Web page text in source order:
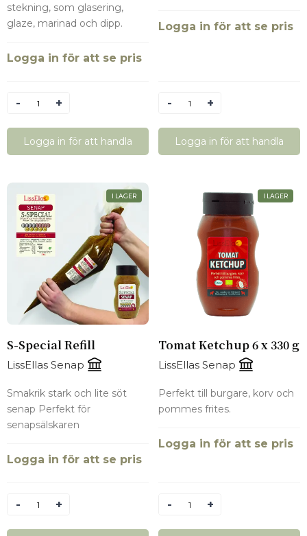
stekning, som glasering,
glaze, marinad och dipp.
Logga in för att se pris
Antal
Logga in för att handla
Logga in för att se pris
Antal
Logga in för att handla
I LAGER
S-Special Refill
LissEllas Senap
Smakrik stark och lite söt
senap Perfekt för
senapsälskaren
Logga in för att se pris
Antal
I LAGER
Tomat Ketchup 6 x 330 g
LissEllas Senap
Perfekt till burgare, korv och
pommes frites.
Logga in för att se pris
Antal